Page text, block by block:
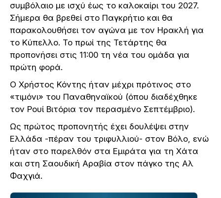
συμβόλαιο με ισχύ έως το καλοκαίρι του 2027.
Σήμερα θα βρεθεί στο Παγκρήτιο και θα
παρακολουθήσει τον αγώνα με τον Ηρακλή για
το Κύπελλο. Το πρωί της Τετάρτης θα
προπονήσει στις 11:00 τη νέα του ομάδα για
πρώτη φορά.
Ο Χρήστος Κόντης ήταν μέχρι πρότινος στο
«τιμόνι» του Παναθηναϊκού (όπου διαδέχθηκε
τον Ρουί Βιτόρια τον περασμένο Σεπτέμβριο).
Ως πρώτος προπονητής έχει δουλέψει στην
Ελλάδα -πέραν του τριφυλλιού- στον Βόλο, ενώ
ήταν στο παρελθόν στα Εμιράτα για τη Χάτα
και στη Σαουδική Αραβία στον πάγκο της Αλ
Φαχγιά.